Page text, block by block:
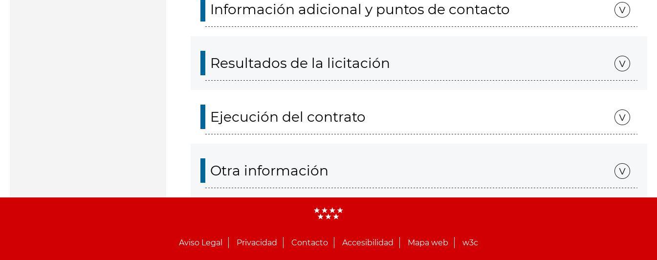
Información adicional y puntos de contacto
Resultados de la licitación
Ejecución del contrato
Otra información
Aviso Legal Privacidad Contacto Accesibilidad Mapa web w3c